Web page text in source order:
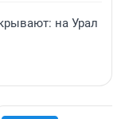
на Урал